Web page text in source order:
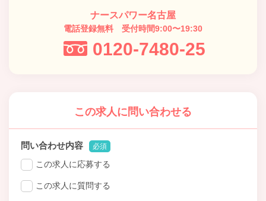
ナースパワー名古屋
電話登録無料 受付時間9:00〜19:30
0120-7480-25
この求人に問い合わせる
問い合わせ内容 必須
この求人に応募する
この求人に質問する